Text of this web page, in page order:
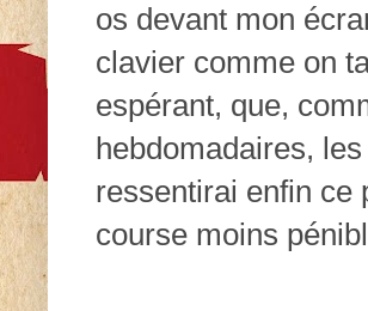
os devant mon
clavier comme on
espérant, que,
hebdomadaires,
ressentirai enfin ce
course moins